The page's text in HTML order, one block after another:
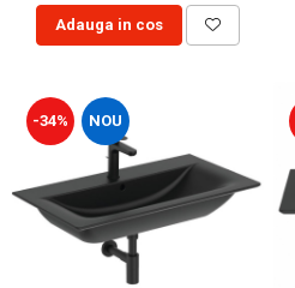
Adauga in cos
-34% NOU